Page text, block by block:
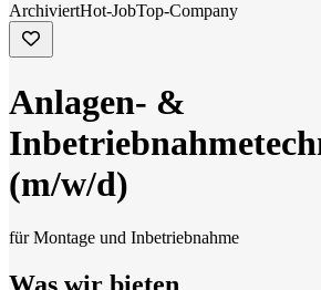
ArchiviertHot-JobTop-Company
Anlagen- &
(m/w/d)
für Montage und Inbetriebnahme